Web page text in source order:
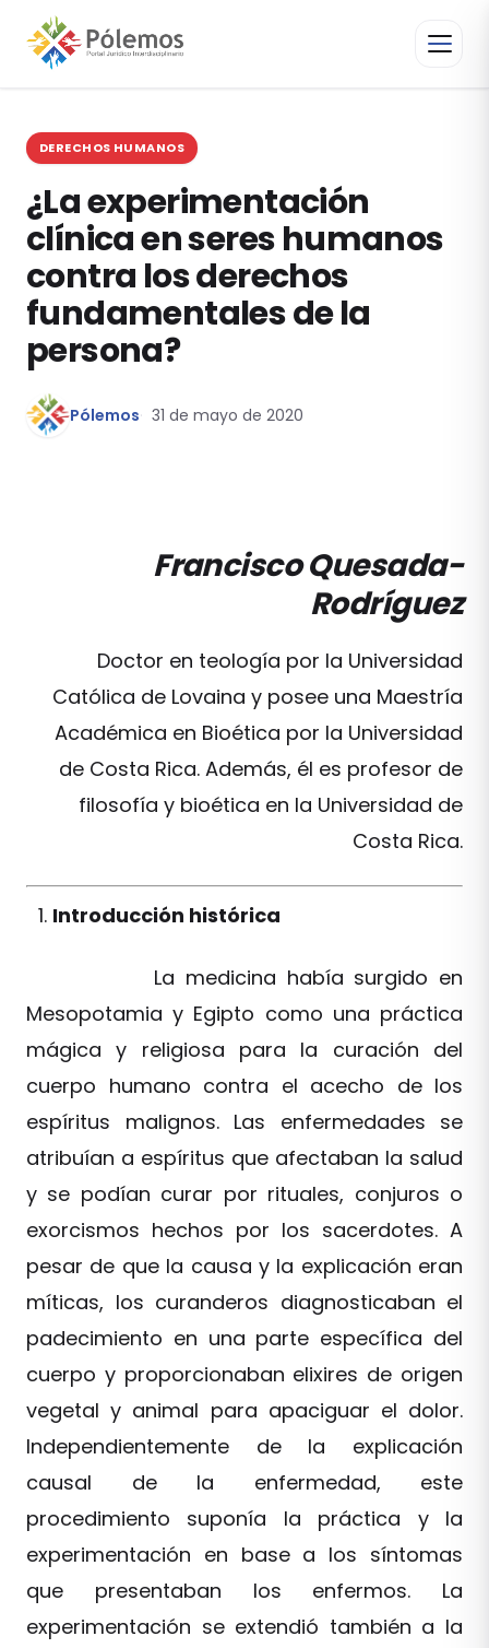
DERECHOS HUMANOS
¿La experimentación
clínica en seres humanos
contra los derechos
fundamentales de la
persona?
Pólemos 31 de mayo de 2020
Francisco Quesada-
Rodríguez
Doctor en teología por la Universidad
Católica de Lovaina y posee una Maestría
Académica en Bioética por la Universidad
de Costa Rica. Además, él es profesor de
filosofía y bioética en la Universidad de
Costa Rica.
Introducción histórica
La medicina había surgido en
Mesopotamia y Egipto como una práctica
mágica y religiosa para la curación del
cuerpo humano contra el acecho de los
espíritus malignos. Las enfermedades se
atribuían a espíritus que afectaban la salud
y se podían curar por rituales, conjuros o
exorcismos hechos por los sacerdotes. A
pesar de que la causa y la explicación eran
míticas, los curanderos diagnosticaban el
padecimiento en una parte específica del
cuerpo y proporcionaban elixires de origen
vegetal y animal para apaciguar el dolor.
Independientemente de la explicación
causal de la enfermedad, este
procedimiento suponía la práctica y la
experimentación en base a los síntomas
que presentaban los enfermos. La
experimentación se extendió también a la